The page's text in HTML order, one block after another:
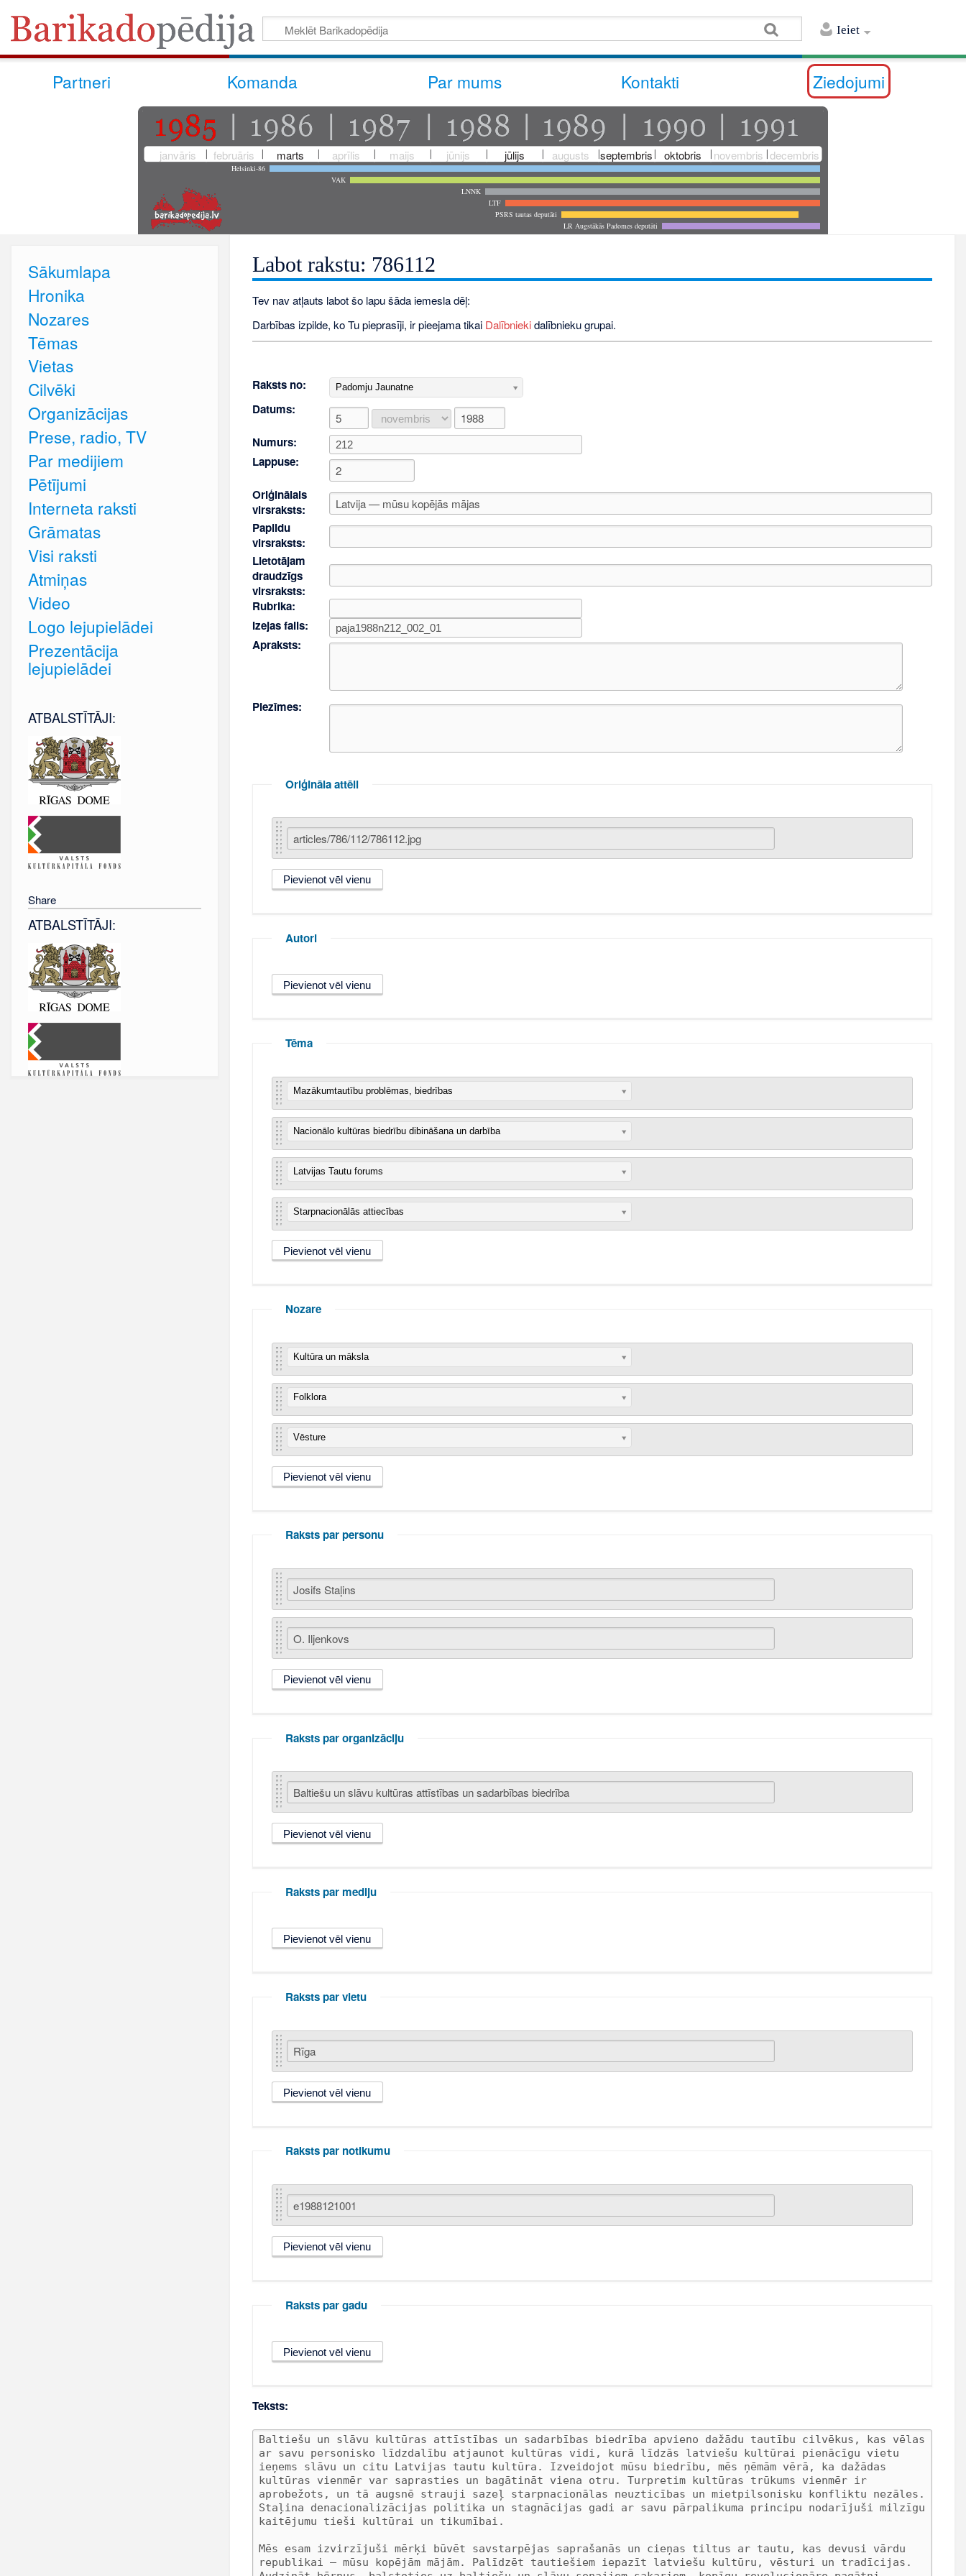
Ieiet
Partneri Komanda Par mums Kontakti Ziedojumi
janvāris februāris marts aprīlis maijs jūnijs jūlijs augusts septembris oktobris novembris decembris
Helsinki-86
VAK
LNNK
LTF
PSRS tautas deputāti
LR Augstākās Padomes deputāti
Labot rakstu: 786112
Tev nav atļauts labot šo lapu šāda iemesla dēļ:
Darbības izpilde, ko Tu pieprasīji, ir pieejama tikai Dalībniekidalībnieku grupai.
Raksts no: Padomju Jaunatne
Datums:
Numurs:
Lappuse:
Oriģinālais
virsraksts:
Papildu
virsraksts:
Lietotājam
draudzīgs
virsraksts:
Rubrika:
Izejas fails:
Apraksts:
Piezīmes:
Oriģināla attēli
Autori
Tēma
Mazākumtautību problēmas, biedrības
Nacionālo kultūras biedrību dibināšana un darbība
Latvijas Tautu forums
Starpnacionālās attiecības
Nozare
Kultūra un māksla
Folklora
Vēsture
Raksts par personu
Raksts par organizāciju
Raksts par mediju
Raksts par vietu
Raksts par notikumu
Raksts par gadu
Teksts:
Sākumlapa
Hronika
Nozares
Tēmas
Vietas
Cilvēki
Organizācijas
Prese, radio, TV
Par medijiem
Pētījumi
Interneta raksti
Grāmatas
Visi raksti
Atmiņas
Video
Logo lejupielādei
Prezentācija
lejupielādei
ATBALSTĪTĀJI:
Share
ATBALSTĪTĀJI: